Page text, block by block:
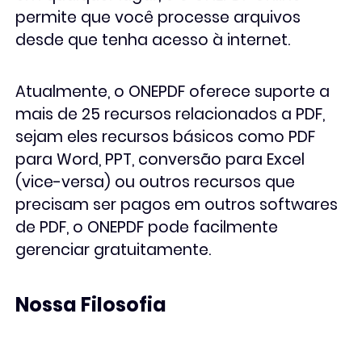
permite que você processe arquivos
desde que tenha acesso à internet.
Atualmente, o ONEPDF oferece suporte a
mais de 25 recursos relacionados a PDF,
sejam eles recursos básicos como PDF
para Word, PPT, conversão para Excel
(vice-versa) ou outros recursos que
precisam ser pagos em outros softwares
de PDF, o ONEPDF pode facilmente
gerenciar gratuitamente.
Nossa Filosofia